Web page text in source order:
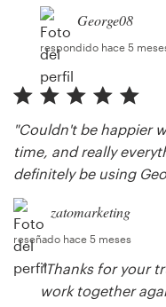
George08
respondido hace 5
"Couldn't be happier
time, and really
definitely be using
zatomarketing
reseñado hace 5 meses
"Thanks for your
work together